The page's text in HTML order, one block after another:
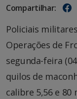
Compartilhar:
Policiais
Operações de
segunda-feira
quilos de
calibre 5,56 e 80